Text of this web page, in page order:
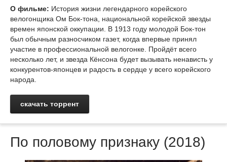
О фильме: История жизни легендарного корейского
велогонщика Ом Бок-тона, национальной корейской звезды
времен японской оккупации. В 1913 году молодой Бок-тон
был обычным разносчиком газет, когда впервые принял
участие в профессиональной велогонке. Пройдёт всего
несколько лет, и звезда Кёнсона будет вызывать ненависть у
конкурентов-японцев и радость в сердце у всего корейского
народа.
скачать торрент
По половому признаку (2018)